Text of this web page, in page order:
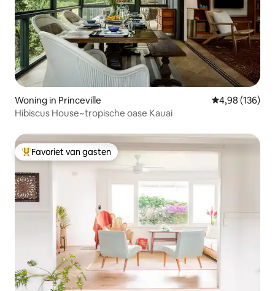
Woning in Princeville Gemiddelde
4,98 (136)
Hibiscus House~tropische oase Kauai
Topfavoriet van gasten
Favoriet van gasten